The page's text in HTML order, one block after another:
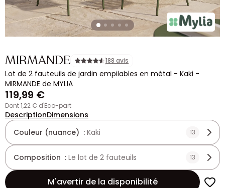
MIRMANDE 188 avis
Lot de 2 fauteuils de jardin empilables en métal - Kaki -
MIRMANDE de MYLIA
119,99 €
dont 1,22 € d'Eco-part
DescriptionDimensions
Couleur (nuance) : Kaki 13
Composition : Le lot de 2 fauteuils 13
M'avertir de la disponibilité